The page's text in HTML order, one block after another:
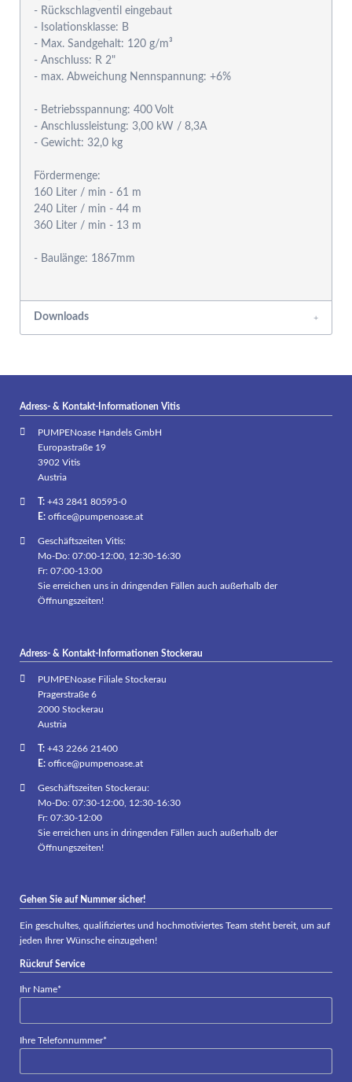
- Rückschlagventil eingebaut
- Isolationsklasse: B
- Max. Sandgehalt: 120 g/m³
- Anschluss: R 2"
- max. Abweichung Nennspannung: +6%
- Betriebsspannung: 400 Volt
- Anschlussleistung: 3,00 kW / 8,3A
- Gewicht: 32,0 kg
Fördermenge:
160 Liter / min - 61 m
240 Liter / min - 44 m
360 Liter / min - 13 m
- Baulänge: 1867mm
Downloads
Adress- & Kontakt-Informationen Vitis
PUMPENoase Handels GmbH
Europastraße 19
3902 Vitis
Austria
T:+43 2841 80595-0
E: office@pumpenoase.at
Geschäftszeiten Vitis:
Mo-Do: 07:00-12:00, 12:30-16:30
Fr: 07:00-13:00
Sie erreichen uns in dringenden Fällen auch außerhalb der
Öffnungszeiten!
Adress- & Kontakt-Informationen Stockerau
PUMPENoase Filiale Stockerau
Pragerstraße 6
2000 Stockerau
Austria
T:+43 2266 21400
E: office@pumpenoase.at
Geschäftszeiten Stockerau:
Mo-Do: 07:30-12:00, 12:30-16:30
Fr: 07:30-12:00
Sie erreichen uns in dringenden Fällen auch außerhalb der
Öffnungszeiten!
Gehen Sie auf Nummer sicher!
Ein geschultes, qualifiziertes und hochmotiviertes Team steht bereit, um auf
jeden Ihrer Wünsche einzugehen!
Rückruf Service
Pflichtfeld
Ihr Name*
Pflichtfeld
Ihre Telefonnummer*